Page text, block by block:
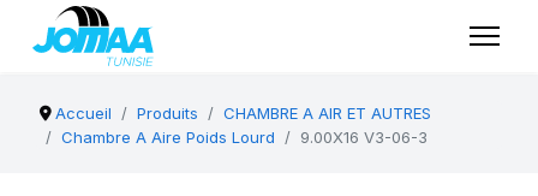
Accueil Produits
CHAMBRE A AIR ET AUTRES
Chambre A Aire Poids Lourd
9.00X16 V3-06-3